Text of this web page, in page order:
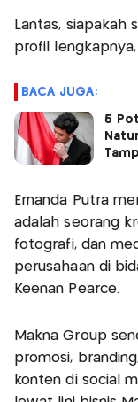
Lantas, siapakah
profil
BACA JUGA:
5
Ernanda Putra
adalah seorang
fotografi, dan
perusahaan di
Keenan Pearce.
Makna Group
promosi,
konten di social